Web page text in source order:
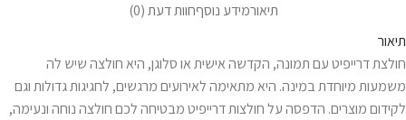
תיאורמידע נוסףחוות דעת (0)
תיאור
חולצת דרייפיט עם תמונה, הקדשה אישית או סלוגן, היא חולצה שיש לה
משמעות מיוחדת במינה. היא מתאימה לאירועים מרגשים, לחגיגות גדולות וגם
לקידום מוצרים. הדפסה על חולצות דרייפיט מבטיחה לכם חולצה נוחה ונעימה,